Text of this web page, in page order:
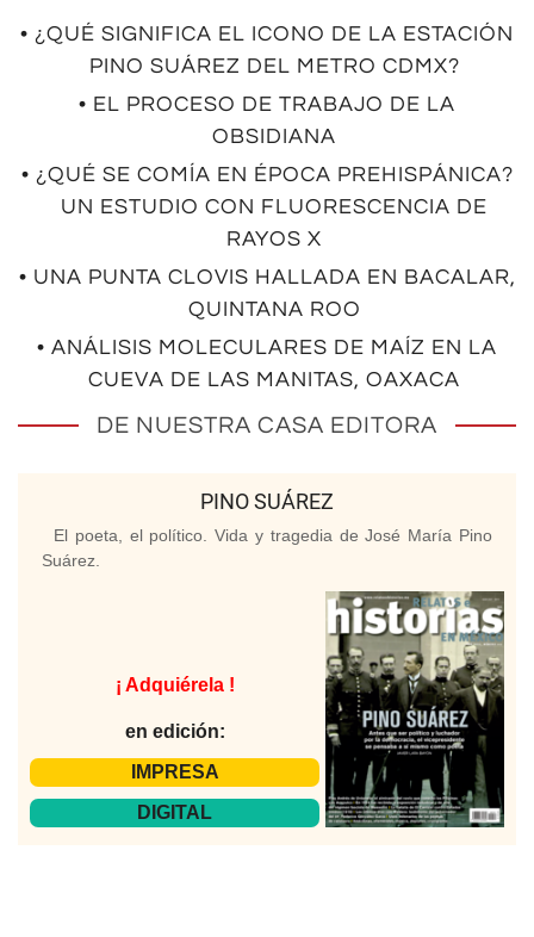
• ¿QUÉ SIGNIFICA EL ICONO DE LA ESTACIÓN
PINO SUÁREZ DEL METRO CDMX?
• EL PROCESO DE TRABAJO DE LA
OBSIDIANA
• ¿QUÉ SE COMÍA EN ÉPOCA PREHISPÁNICA?
UN ESTUDIO CON FLUORESCENCIA DE
RAYOS X
• UNA PUNTA CLOVIS HALLADA EN BACALAR,
QUINTANA ROO
• ANÁLISIS MOLECULARES DE MAÍZ EN LA
CUEVA DE LAS MANITAS, OAXACA
DE NUESTRA CASA EDITORA
PINO SUÁREZ
El poeta, el político. Vida y tragedia de José María Pino
Suárez.
¡ Adquiérela !
en edición:
IMPRESA
DIGITAL